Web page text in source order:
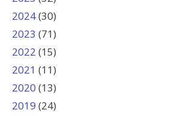
2024(30)
2023 (71)
2022 (15)
2021 (11)
2020 (13)
2019 (24)